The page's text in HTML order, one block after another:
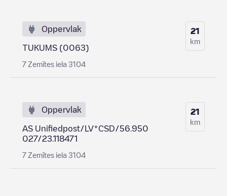
Oppervlak
TUKUMS (0063)
7 Zemītes iela 3104
21
km
Oppervlak
AS Unifiedpost/LV*CSD/56.950
027/23.118471
7 Zemītes iela 3104
21
km